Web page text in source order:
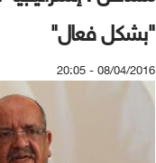
"بشكل فعال"
08/04/2016 - 20:05